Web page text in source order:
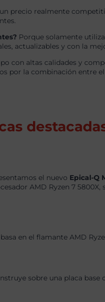
precio realmente
Porque solamente
actualizables y con la
con altas calidades y
por la combinación entre
el nuevo Epical-Q
AMD Ryzen 7
basa en el flamante AMD
sobre una placa